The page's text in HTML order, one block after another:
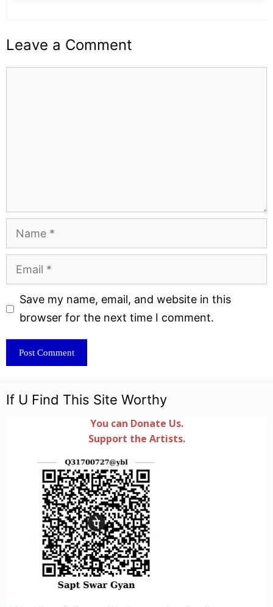
Leave a Comment
Name
Email
Website
Save my name, email, and website in this
browser for the next time I comment.
If U Find This Site Worthy